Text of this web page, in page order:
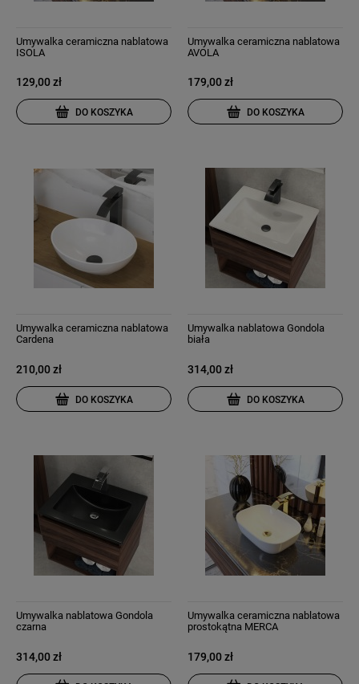
Umywalka ceramiczna nablatowa
ISOLA
129,00 zł
DO KOSZYKA
Umywalka ceramiczna nablatowa
AVOLA
179,00 zł
DO KOSZYKA
Umywalka ceramiczna nablatowa
Cardena
210,00 zł
DO KOSZYKA
Umywalka nablatowa Gondola
biała
314,00 zł
DO KOSZYKA
Umywalka nablatowa Gondola
czarna
314,00 zł
Umywalka ceramiczna nablatowa
prostokątna MERCA
179,00 zł